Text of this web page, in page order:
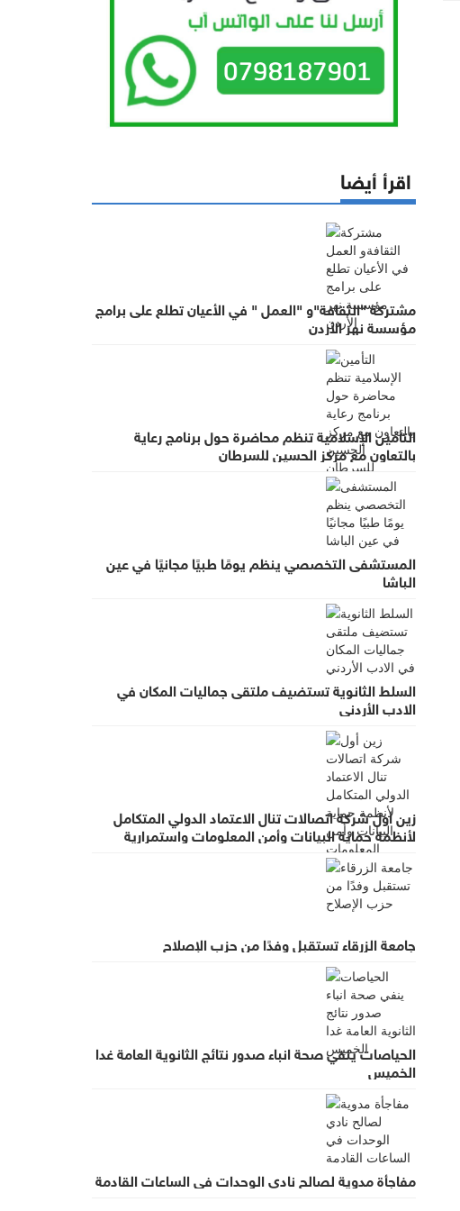
اقرأ أيضا
مشتركة "الثقافة"و "العمل " في الأعيان تطلع على برامج
مؤسسة نهر الأردن
التأمين الإسلامية تنظم محاضرة حول برنامج رعاية
بالتعاون مع مركز الحسين للسرطان
المستشفى التخصصي ينظم يومًا طبيًا مجانيًا في عين
الباشا
السلط الثانوية تستضيف ملتقى جماليات المكان في
الادب الأردني
زين أول شركة اتصالات تنال الاعتماد الدولي المتكامل
لأنظمة حماية البيانات وأمن المعلومات واستمرارية
الأعمال
جامعة الزرقاء تستقبل وفدًا من حزب الإصلاح
الحياصات ينفي صحة انباء صدور نتائج الثانوية العامة غدا
الخميس
مفاجأة مدوية لصالح نادي الوحدات في الساعات القادمة